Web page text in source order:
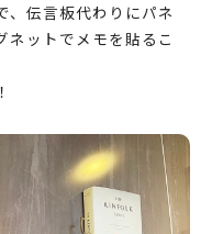
、伝言板代わりにパネ
ネットでメモを貼るこ